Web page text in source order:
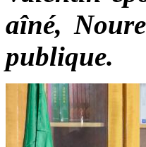
aîné,
publique.